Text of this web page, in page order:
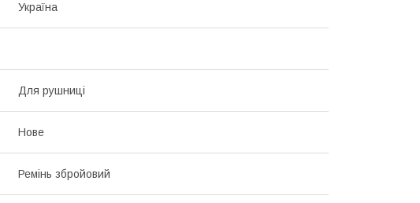
Україна
Для рушниці
Нове
Ремінь збройовий